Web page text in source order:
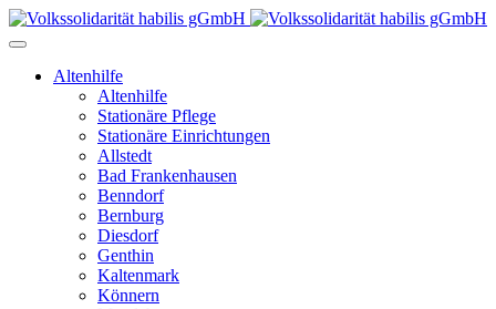
Altenhilfe
Altenhilfe
Stationäre Pflege
Stationäre Einrichtungen
Allstedt
Bad Frankenhausen
Benndorf
Bernburg
Diesdorf
Genthin
Kaltenmark
Könnern